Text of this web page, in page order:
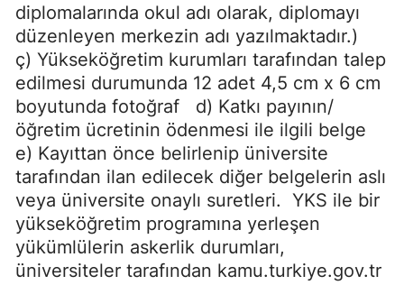
diplomalarında okul adı olarak, diplomayı
düzenleyen merkezin adı yazılmaktadır.)
ç) Yükseköğretim kurumları tarafından talep
edilmesi durumunda 12 adet 4,5 cm x 6 cm
boyutunda fotoğraf d) Katkı payının/
öğretim ücretinin ödenmesi ile ilgili belge
e) Kayıttan önce belirlenip üniversite
tarafından ilan edilecek diğer belgelerin aslı
veya üniversite onaylı suretleri. YKS ile bir
yükseköğretim programına yerleşen
yükümlülerin askerlik durumları,
üniversiteler tarafından kamu.turkiye.gov.tr